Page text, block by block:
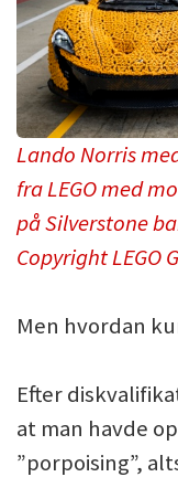
Lando Norris
fra LEGO med
på Silverstone
Copyright LEGO
Men hvordan
Efter
at man havde
”porpoising”,